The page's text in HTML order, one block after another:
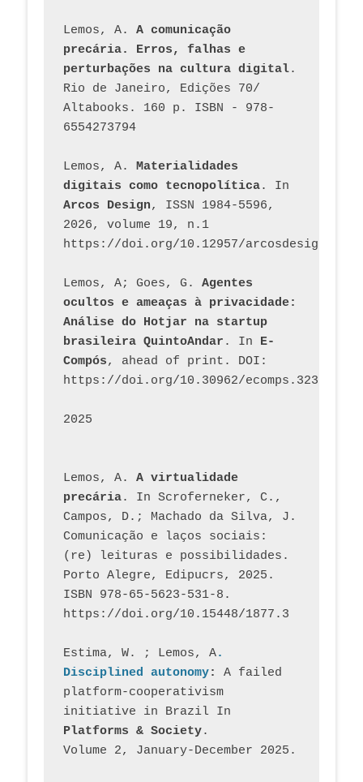
Lemos, A. A comunicação
precária. Erros, falhas e
perturbações na cultura digital.
Rio de Janeiro, Edições 70/
Altabooks. 160 p. ISBN - 978-
6554273794
Lemos, A. Materialidades
digitais como tecnopolítica
Arcos Design, ISSN 1984-5596,
2026, volume 19, n.1
https://doi.org/10.12957/
Lemos, A; Goes, G. Agentes
ocultos e ameaças à privacidade:
Análise do Hotjar na startup
brasileira QuintoAndar . In E-
Compós, ahead of print. DOI:
https://doi.org/10.30962/ecomps.3231
2025
Lemos, A. A virtualidade
precária. In Scroferneker, C.,
Campos, D.; Machado da Silva, J.
Comunicação e laços sociais:
(re) leituras e possibilidades.
Porto Alegre, Edipucrs, 2025.
ISBN 978-65-5623-531-8.
https://doi.org/10.15448/1877.3
Estima, W. ; Lemos, A.
Disciplined autonomy: A failed
platform-cooperativism
initiative in Brazil In
Platforms & Society.
Volume 2, January-December 2025.